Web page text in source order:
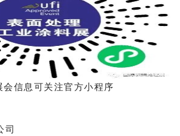
会信息可关注官方小程序
司